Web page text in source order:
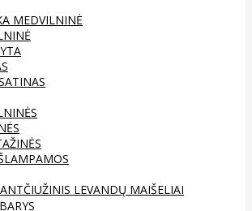
MEDVILNINĖ
ANTČIUŽINIS LEVANDŲ MAIŠELIAI